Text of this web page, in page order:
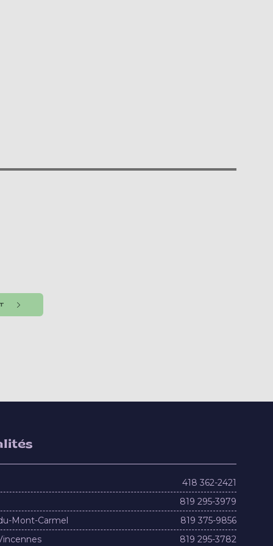
418 362-2421
819 295-3979
Mont-Carmel
819 375-9856
819 295-3782